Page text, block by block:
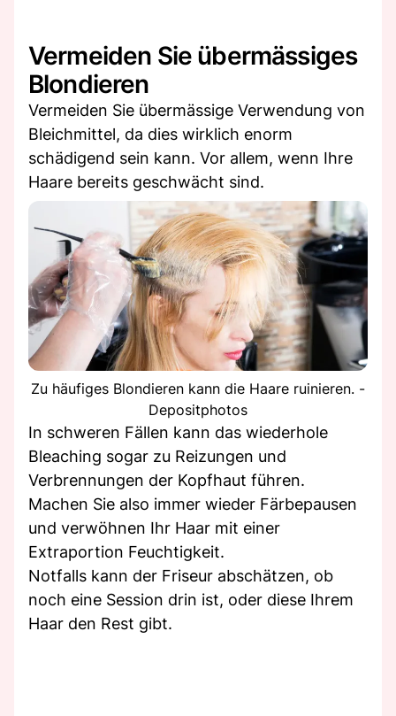
Vermeiden Sie übermässiges
Blondieren
Vermeiden Sie übermässige Verwendung von
Bleichmittel, da dies wirklich enorm
schädigend sein kann. Vor allem, wenn Ihre
Haare bereits geschwächt sind.
Zu häufiges Blondieren kann die Haare ruinieren. -
Depositphotos
In schweren Fällen kann das wiederhole
Bleaching sogar zu Reizungen und
Verbrennungen der Kopfhaut führen.
Machen Sie also immer wieder Färbepausen
und verwöhnen Ihr Haar mit einer
Extraportion Feuchtigkeit.
Notfalls kann der Friseur abschätzen, ob
noch eine Session drin ist, oder diese Ihrem
Haar den Rest gibt.